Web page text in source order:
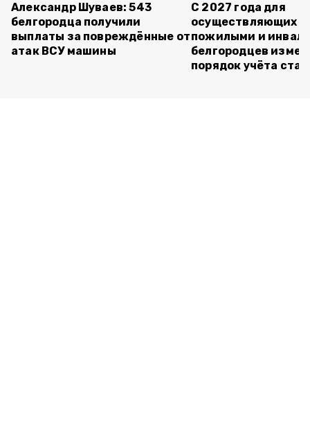
Александр Шуваев: 543
белгородца получили
выплаты за повреждённые от
атак ВСУ машины
С 2027 года для
осуществляющих
пожилыми и
белгородцев
порядок учёта ста